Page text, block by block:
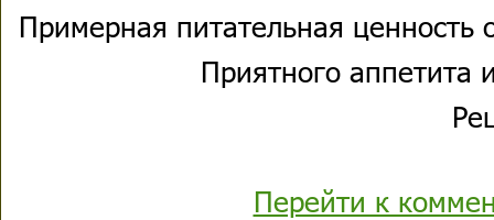
Примерная питательная ценность
Приятного аппетита
Перейти к